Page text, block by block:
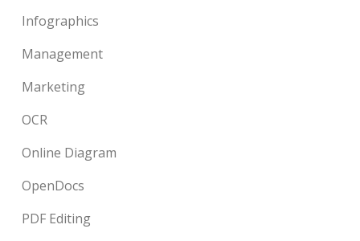
Infographics
Management
Marketing
OCR
Online Diagram
OpenDocs
PDF Editing